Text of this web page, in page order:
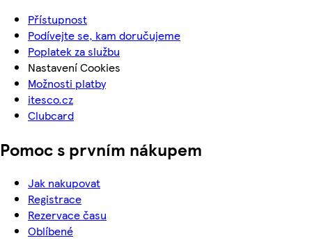
Přístupnost
Podívejte se, kam doručujeme
Poplatek za službu
Nastavení Cookies
Možnosti platby
itesco.cz
Clubcard
Pomoc s prvním nákupem
Jak nakupovat
Registrace
Rezervace času
Oblíbené